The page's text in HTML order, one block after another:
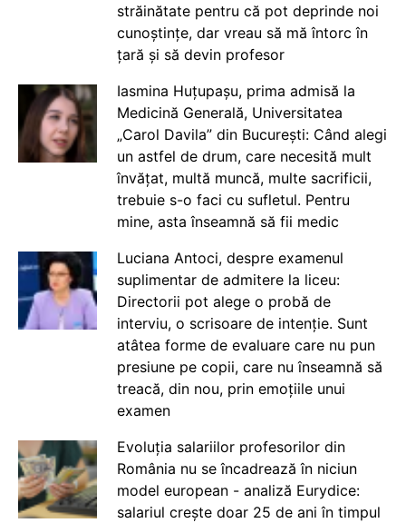
străinătate pentru că pot deprinde noi
cunoștințe, dar vreau să mă întorc în
țară și să devin profesor
Iasmina Huțupașu, prima admisă la
Medicină Generală, Universitatea
„Carol Davila” din București: Când alegi
un astfel de drum, care necesită mult
învățat, multă muncă, multe sacrificii,
trebuie s-o faci cu sufletul. Pentru
mine, asta înseamnă să fii medic
Luciana Antoci, despre examenul
suplimentar de admitere la liceu:
Directorii pot alege o probă de
interviu, o scrisoare de intenție. Sunt
atâtea forme de evaluare care nu pun
presiune pe copii, care nu înseamnă să
treacă, din nou, prin emoțiile unui
examen
Evoluția salariilor profesorilor din
România nu se încadrează în niciun
model european - analiză Eurydice:
salariul crește doar 25 de ani în timpul